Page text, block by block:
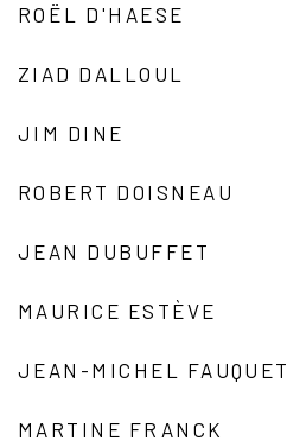
ROËL D'HAESE
ZIAD DALLOUL
JIM DINE
ROBERT DOISNEAU
JEAN DUBUFFET
MAURICE ESTÈVE
JEAN-MICHEL FAUQUET
MARTINE FRANCK